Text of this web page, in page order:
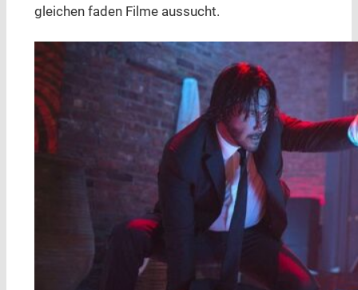
gleichen faden Filme aussucht.